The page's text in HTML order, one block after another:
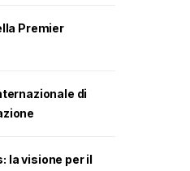
Premier
di
la visione per il